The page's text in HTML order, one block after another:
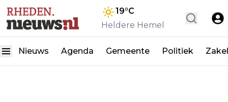
19°C
Heldere Hemel
Nieuws Agenda Gemeente Politiek